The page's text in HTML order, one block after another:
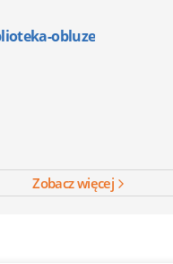
obluze
Zobacz więcej